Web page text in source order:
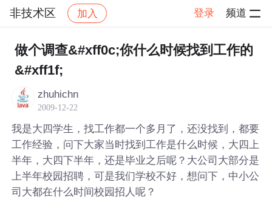
非技术区 加入 登录 频道
社区 非技术区 帖子详情
做个调查&#xff0c;你什么时候找到工作的
&#xff1f;
zhuhichn
2009-12-22
我是大四学生，找工作都一个多月了，还没找到，都要
工作经验，问下大家当时找到工作是什么时候，大四上
半年，大四下半年，还是毕业之后呢？大公司大部分是
上半年校园招聘，可是我们学校不好，想问下，中小公
司大都在什么时间校园招人呢？